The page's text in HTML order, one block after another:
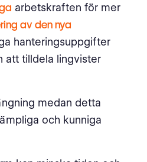
arbetskraften för mer
av den nya
hanteringsuppgifter
att tilldela lingvister
medan detta
och kunniga